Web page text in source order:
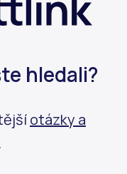
hledali?
otázky a